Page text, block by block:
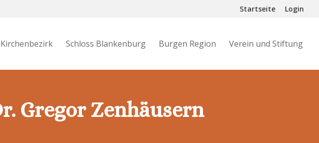
Startseite Login
Kirchenbezirk Schloss Blankenburg Burgen Region Verein und Stiftung
Gregor Zenhäusern